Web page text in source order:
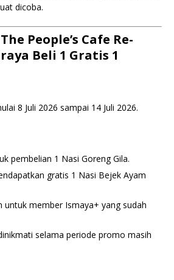
dicoba.
People’s Cafe Re-
Beli 1 Gratis 1
8 Juli 2026 sampai 14 Juli 2026.
pembelian 1 Nasi Goreng Gila.
gratis 1 Nasi Bejek Ayam
untuk member Ismaya+ yang sudah
selama periode promo masih